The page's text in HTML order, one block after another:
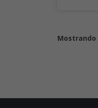
Mostrando